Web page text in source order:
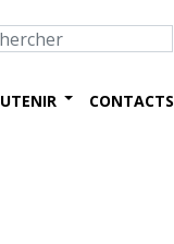
CONTACTS